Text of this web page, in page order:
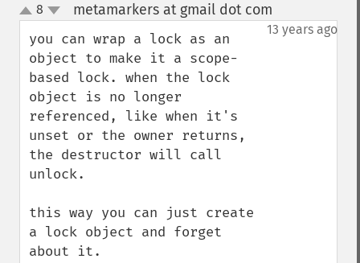
up
down
8 metamarkers at gmail dot com
13 years ago
you can wrap a lock as an
object to make it a scope-
based lock. when the lock
object is no longer
referenced, like when it's
unset or the owner returns,
the destructor will call
unlock.
this way you can just create
a lock object and forget
about it.